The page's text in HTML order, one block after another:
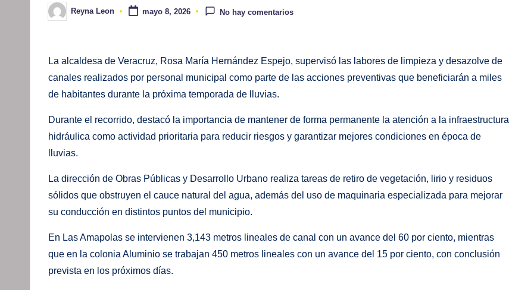
Publicado
por
Reyna Leon mayo 8, 2026 No hay comentarios
La alcaldesa de Veracruz, Rosa María Hernández Espejo, supervisó las labores de limpieza y desazolve de
canales realizados por personal municipal como parte de las acciones preventivas que beneficiarán a miles
de habitantes durante la próxima temporada de lluvias.
Durante el recorrido, destacó la importancia de mantener de forma permanente la atención a la infraestructura
hidráulica como actividad prioritaria para reducir riesgos y garantizar mejores condiciones en época de
lluvias.
La dirección de Obras Públicas y Desarrollo Urbano realiza tareas de retiro de vegetación, lirio y residuos
sólidos que obstruyen el cauce natural del agua, además del uso de maquinaria especializada para mejorar
su conducción en distintos puntos del municipio.
En Las Amapolas se intervienen 3,143 metros lineales de canal con un avance del 60 por ciento, mientras
que en la colonia Aluminio se trabajan 450 metros lineales con un avance del 15 por ciento, con conclusión
prevista en los próximos días.